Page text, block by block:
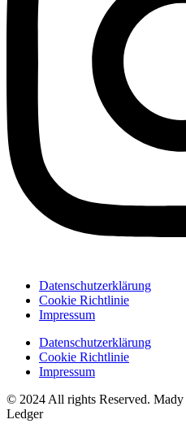
Datenschutzerklärung
Cookie Richtlinie
Impressum
Datenschutzerklärung
Cookie Richtlinie
Impressum
© 2024 All rights Reserved.
Ledger